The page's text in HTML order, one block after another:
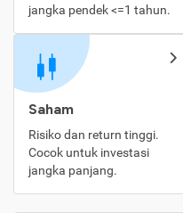
jangka pendek <=1 tahun.
Saham
Risiko dan return tinggi.
Cocok untuk investasi
jangka panjang.